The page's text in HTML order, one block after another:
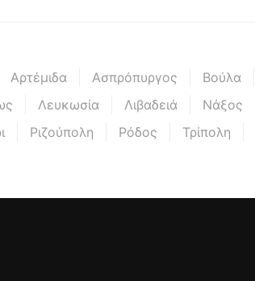
Αρτέμιδα Ασπρόπυργος Βούλα
Λευκωσία Λιβαδειά Νάξος
Ριζούπολη Ρόδος Τρίπολη